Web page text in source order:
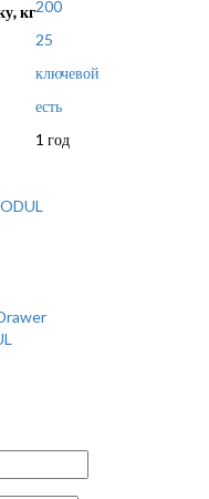
кг200
25
ключевой
есть
1 год